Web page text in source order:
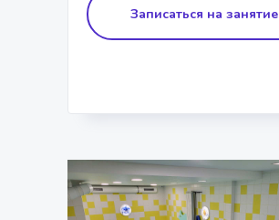
Записаться на занятие